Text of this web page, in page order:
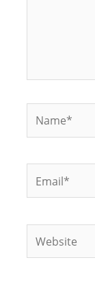
Name*
Website